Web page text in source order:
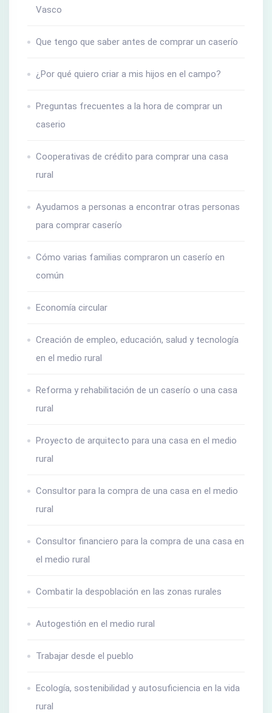
Vasco
Que tengo que saber antes de comprar un caserío
¿Por qué quiero criar a mis hijos en el campo?
Preguntas frecuentes a la hora de comprar un
caserio
Cooperativas de crédito para comprar una casa
rural
Ayudamos a personas a encontrar otras personas
para comprar caserío
Cómo varias familias compraron un caserío en
común
Economía circular
Creación de empleo, educación, salud y tecnología
en el medio rural
Reforma y rehabilitación de un caserío o una casa
rural
Proyecto de arquitecto para una casa en el medio
rural
Consultor para la compra de una casa en el medio
rural
Consultor financiero para la compra de una casa en
el medio rural
Combatir la despoblación en las zonas rurales
Autogestión en el medio rural
Trabajar desde el pueblo
Ecología, sostenibilidad y autosuficiencia en la vida
rural